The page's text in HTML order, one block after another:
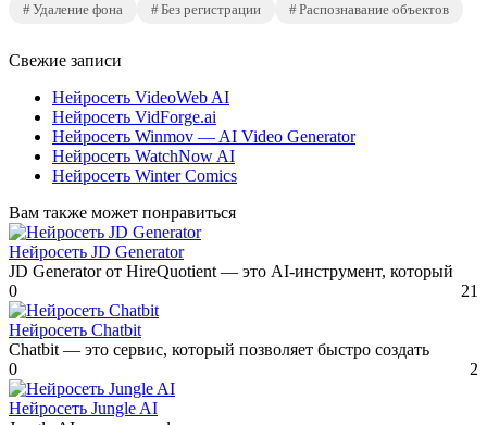
Удаление фона
Без регистрации Распознавание объектов
Свежие записи
Нейросеть VideoWeb AI
Нейросеть VidForge.ai
Нейросеть Winmov — AI Video Generator
Нейросеть WatchNow AI
Нейросеть Winter Comics
Вам также может понравиться
Нейросеть JD Generator
JD Generator от HireQuotient — это AI-инструмент, который
0
21
Нейросеть Chatbit
Chatbit — это сервис, который позволяет быстро создать
0
2
Нейросеть Jungle AI